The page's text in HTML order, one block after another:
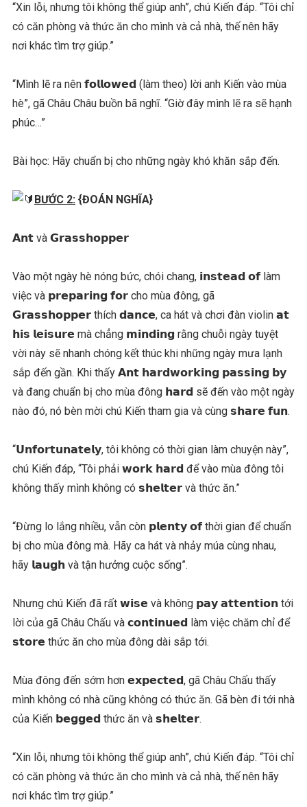
“Xin lỗi, nhưng tôi không thể giúp anh”, chú Kiến đáp. “Tôi chỉ
có căn phòng và thức ăn cho mình và cả nhà, thế nên hãy
nơi khác tìm trợ giúp.”
“Mình lẽ ra nên 𝗳𝗼𝗹𝗹𝗼𝘄𝗲𝗱 (làm theo) lời anh Kiến vào mùa
hè”, gã Châu Châu buồn bã nghĩ. “Giờ đây mình lẽ ra sẽ hạnh
phúc…”
Bài học: Hãy chuẩn bị cho những ngày khó khăn sắp đến.
BƯỚC 2: {ĐOÁN NGHĨA}
𝗔𝗻𝘁 và 𝗚𝗿𝗮𝘀𝘀𝗵𝗼𝗽𝗽𝗲𝗿
Vào một ngày hè nóng bức, chói chang, 𝗶𝗻𝘀𝘁𝗲𝗮𝗱 𝗼𝗳 làm
việc và 𝗽𝗿𝗲𝗽𝗮𝗿𝗶𝗻𝗴 𝗳𝗼𝗿 cho mùa đông, gã
𝗚𝗿𝗮𝘀𝘀𝗵𝗼𝗽𝗽𝗲𝗿 thích 𝗱𝗮𝗻𝗰𝗲, ca hát và chơi đàn violin 𝗮𝘁
𝗵𝗶𝘀 𝗹𝗲𝗶𝘀𝘂𝗿𝗲 mà chẳng 𝗺𝗶𝗻𝗱𝗶𝗻𝗴 rằng chuỗi ngày tuyệt
vời này sẽ nhanh chóng kết thúc khi những ngày mưa lạnh
sắp đến gần. Khi thấy 𝗔𝗻𝘁 𝗵𝗮𝗿𝗱𝘄𝗼𝗿𝗸𝗶𝗻𝗴 𝗽𝗮𝘀𝘀𝗶𝗻𝗴 𝗯𝘆
và đang chuẩn bị cho mùa đông 𝗵𝗮𝗿𝗱 sẽ đến vào một ngày
nào đó, nó bèn mời chú Kiến tham gia và cùng 𝘀𝗵𝗮𝗿𝗲 𝗳𝘂𝗻.
“𝗨𝗻𝗳𝗼𝗿𝘁𝘂𝗻𝗮𝘁𝗲𝗹𝘆, tôi không có thời gian làm chuyện này”,
chú Kiến đáp, “Tôi phải 𝘄𝗼𝗿𝗸 𝗵𝗮𝗿𝗱 để vào mùa đông tôi
không thấy mình không có 𝘀𝗵𝗲𝗹𝘁𝗲𝗿 và thức ăn.”
“Đừng lo lắng nhiều, vẫn còn 𝗽𝗹𝗲𝗻𝘁𝘆 𝗼𝗳 thời gian để chuẩn
bị cho mùa đông mà. Hãy ca hát và nhảy múa cùng nhau,
hãy 𝗹𝗮𝘂𝗴𝗵 và tận hưởng cuộc sống”.
Nhưng chú Kiến đã rất 𝘄𝗶𝘀𝗲 và không 𝗽𝗮𝘆 𝗮𝘁𝘁𝗲𝗻𝘁𝗶𝗼𝗻 tới
lời của gã Châu Chấu và 𝗰𝗼𝗻𝘁𝗶𝗻𝘂𝗲𝗱 làm việc chăm chỉ để
𝘀𝘁𝗼𝗿𝗲 thức ăn cho mùa đông dài sắp tới.
Mùa đông đến sớm hơn 𝗲𝘅𝗽𝗲𝗰𝘁𝗲𝗱, gã Châu Chấu thấy
mình không có nhà cũng không có thức ăn. Gã bèn đi tới nhà
của Kiến 𝗯𝗲𝗴𝗴𝗲𝗱 thức ăn và 𝘀𝗵𝗲𝗹𝘁𝗲𝗿.
“Xin lỗi, nhưng tôi không thể giúp anh”, chú Kiến đáp. “Tôi chỉ
có căn phòng và thức ăn cho mình và cả nhà, thế nên hãy
nơi khác tìm trợ giúp.”